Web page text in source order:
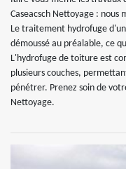
Caseacsch Nettoyage : nous
Le traitement hydrofuge
démoussé au préalable, ce
L'hydrofuge de toiture est
plusieurs couches,
pénétrer. Prenez soin de
Nettoyage.